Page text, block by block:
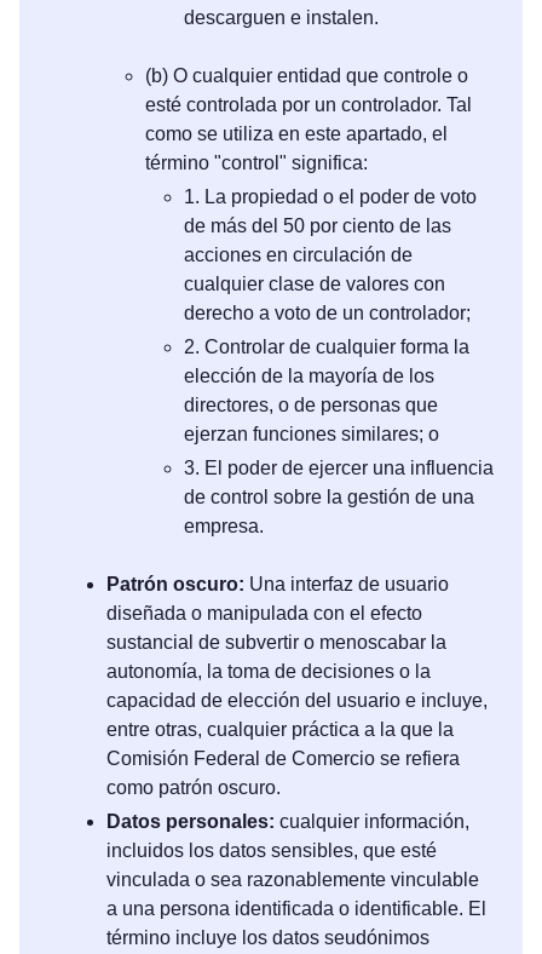
descarguen e instalen.
(b) O cualquier entidad que controle o
esté controlada por un controlador. Tal
como se utiliza en este apartado, el
término "control" significa:
1. La propiedad o el poder de voto
de más del 50 por ciento de las
acciones en circulación de
cualquier clase de valores con
derecho a voto de un controlador;
2. Controlar de cualquier forma la
elección de la mayoría de los
directores, o de personas que
ejerzan funciones similares; o
3. El poder de ejercer una influencia
de control sobre la gestión de una
empresa.
Patrón oscuro: Una interfaz de usuario
diseñada o manipulada con el efecto
sustancial de subvertir o menoscabar la
autonomía, la toma de decisiones o la
capacidad de elección del usuario e incluye,
entre otras, cualquier práctica a la que la
Comisión Federal de Comercio se refiera
como patrón oscuro.
Datos personales: cualquier información,
incluidos los datos sensibles, que esté
vinculada o sea razonablemente vinculable
a una persona identificada o identificable. El
término incluye los datos seudónimos